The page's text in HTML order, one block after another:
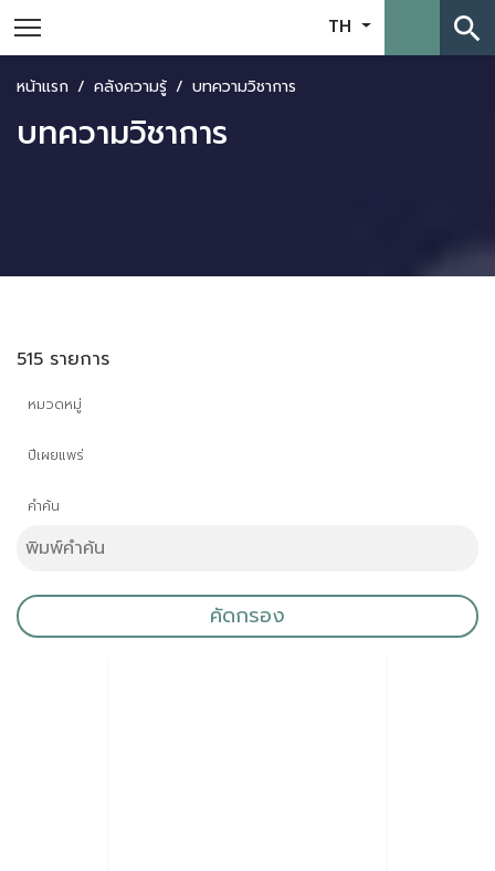
TH search
หน้าแรก คลังความรู้ บทความวิชาการ
บทความวิชาการ
515 รายการ
หมวดหมู่
ปีเผยแพร่
คำค้น
คัดกรอง